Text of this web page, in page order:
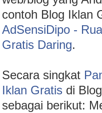
contoh Blog Iklan
AdSensiDipo -
Gratis Daring.
Secara singkat
Iklan Gratis di
sebagai berikut: